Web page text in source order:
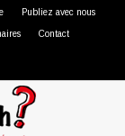
Publiez avec nous
Contact